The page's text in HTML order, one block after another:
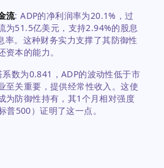
流:ADP的净利润率为20.1%，过
为51.5亿美元，支持2.94%的股息
率。这种财务实力支撑了其防御性
本的能力。
系数为0.841，ADP的波动性低于市
至关重要，提供经常性收入。这使
为防御性持有，其1个月相对强度
普500）证明了这一点。